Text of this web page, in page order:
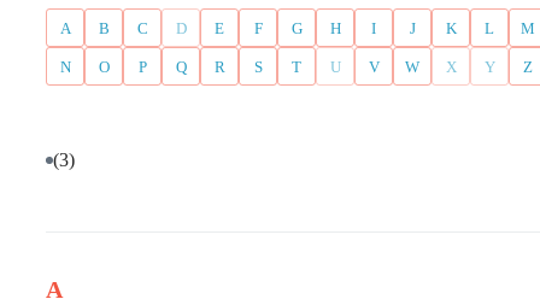
A B C D E F G H I J K L M
N O P Q R S T U V W X Y Z
(3)
A